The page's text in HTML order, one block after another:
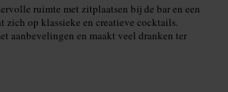
ruimte met zitplaatsen bij de bar en een
zich op klassieke en creatieve cocktails.
aanbevelingen en maakt veel dranken ter